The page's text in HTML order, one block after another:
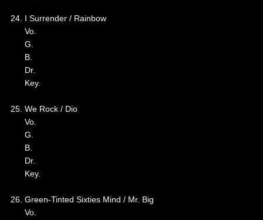
24. I Surrender / Rainbow
Vo.
G.
B.
Dr.
Key.
25. We Rock / Dio
Vo.
G.
B.
Dr.
Key.
26. Green-Tinted Sixties Mind / Mr. Big
Vo.